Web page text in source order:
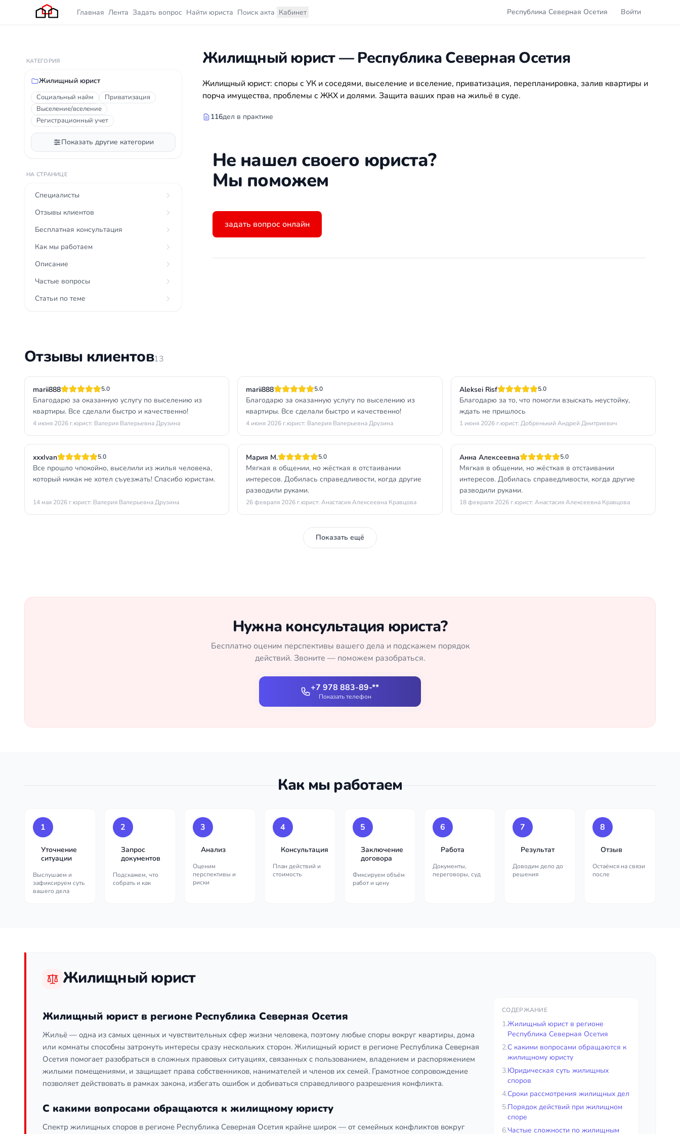
Главная Лента Задать вопрос Найти юриста Поиск акта Кабинет Республика Северная Осетия Войти
КАТЕГОРИЯ
Жилищный юрист
Социальный найм
Приватизация
Выселение/вселение
Регистрационный учет
Показать другие категории
НА СТРАНИЦЕ
Специалисты
Отзывы клиентов
Бесплатная консультация
Как мы работаем
Описание
Частые вопросы
Статьи по теме
Жилищный юрист — Республика Северная Осетия
Жилищный юрист: споры с УК и соседями, выселение и вселение, приватизация, перепланировка, залив квартиры и
порча имущества, проблемы с ЖКХ и долями. Защита ваших прав на жильё в суде.
116дел в практике
Не нашел своего юриста?
Мы поможем
задать вопрос онлайн
Отзывы клиентов13
marii888 5.0
Благодарю за оказанную услугу по выселению из
квартиры. Все сделали быстро и качественно!
4 июня 2026 г.юрист: Валерия Валерьевна Друзина
marii888 5.0
Благодарю за оказанную услугу по выселению из
квартиры. Все сделали быстро и качественно!
4 июня 2026 г.юрист: Валерия Валерьевна Друзина
Aleksei Risf 5.0
Благодарю за то, что помогли взыскать неустойку,
ждать не пришлось
1 июня 2026 г.юрист: Добренький Андрей Дмитриевич
xxxIvan 5.0
Все прошло чпокойно, выселили из жилья человека,
который никак не хотел съуезжать! Спасибо юристам.
14 мая 2026 г.юрист: Валерия Валерьевна Друзина
Мария М. 5.0
Мягкая в общении, но жёсткая в отстаивании
интересов. Добилась справедливости, когда другие
разводили руками.
26 февраля 2026 г.юрист: Анастасия Алексеевна Кравцова
Анна Алексеевна 5.0
Мягкая в общении, но жёсткая в отстаивании
интересов. Добилась справедливости, когда другие
разводили руками.
18 февраля 2026 г.юрист: Анастасия Алексеевна Кравцова
Показать ещё
Нужна консультация юриста?
Бесплатно оценим перспективы вашего дела и подскажем порядок
действий. Звоните — поможем разобраться.
+7 978 883-89-**
Показать телефон
Как мы работаем
1
Уточнение
ситуации
Выслушаем и
зафиксируем суть
вашего дела
2
Запрос
документов
Подскажем, что
собрать и как
3
Анализ
Оценим
перспективы и
риски
4
Консультация
План действий и
стоимость
5
Заключение
договора
Фиксируем объём
работ и цену
6
Работа
Документы,
переговоры, суд
7
Результат
Доводим дело до
решения
8
Отзыв
Остаёмся на связи
после
Жилищный юрист
СОДЕРЖАНИЕ
1.Жилищный юрист в регионе
Республика Северная Осетия
2.С какими вопросами обращаются к
жилищному юристу
3.Юридическая суть жилищных
споров
4.Сроки рассмотрения жилищных дел
5.Порядок действий при жилищном
споре
6.Частые сложности по жилищным
Жилищный юрист в регионе Республика Северная Осетия
Жильё — одна из самых ценных и чувствительных сфер жизни человека, поэтому любые споры вокруг квартиры, дома
или комнаты способны затронуть интересы сразу нескольких сторон. Жилищный юрист в регионе Республика Северная
Осетия помогает разобраться в сложных правовых ситуациях, связанных с пользованием, владением и распоряжением
жилыми помещениями, и защищает права собственников, нанимателей и членов их семей. Грамотное сопровождение
позволяет действовать в рамках закона, избегать ошибок и добиваться справедливого разрешения конфликта.
С какими вопросами обращаются к жилищному юристу
Спектр жилищных споров в регионе Республика Северная Осетия крайне широк — от семейных конфликтов вокруг